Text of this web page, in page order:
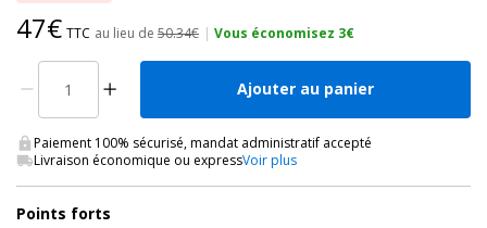
47€ TTC au lieu de 50.34€ | Vous économisez 3€
Ajouter au panier
Paiement 100% sécurisé, mandat administratif accepté
Livraison économique ou expressVoir plus
Points forts